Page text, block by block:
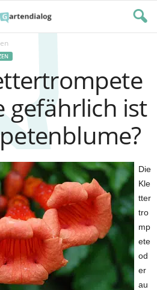
gefährlich ist
Die
Kle
tter
tro
mp
ete
od
er
au